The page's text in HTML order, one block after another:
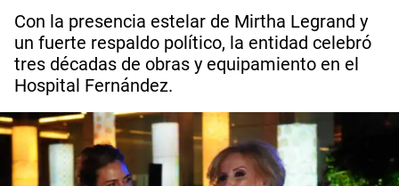
Con la presencia estelar de Mirtha Legrand y
un fuerte respaldo político, la entidad celebró
tres décadas de obras y equipamiento en el
Hospital Fernández.